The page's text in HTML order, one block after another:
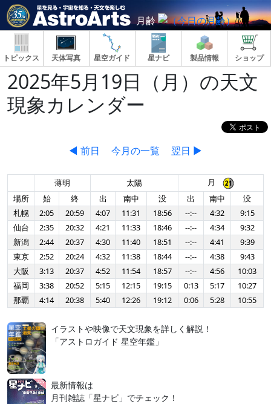
月齢
トピックス 天体写真 星空ガイド 星ナビ 製品情報 ショップ
2025年5月19日（月）の天文
現象カレンダー
◀ 前日 今月の一覧 翌日 ▶
薄明 太陽
月
場所
始 終 出 南中 没 出 南中
没
札幌
2:05 20:59 4:07 11:31 18:56 --:-- 4:32
9:15
仙台
2:35 20:32 4:21 11:33 18:46 --:-- 4:34
9:32
新潟
2:44 20:37 4:30 11:40 18:51 --:-- 4:41
9:39
東京
2:52 20:24 4:32 11:38 18:44 --:-- 4:38
9:43
大阪
3:13 20:37 4:52 11:54 18:57 --:-- 4:56
10:03
福岡
3:38 20:52 5:15 12:15 19:15 0:13 5:17
10:27
那覇
4:14 20:38 5:40 12:26 19:12 0:06 5:28 10:55
イラストや映像で天文現象を詳しく解説！
「アストロガイド 星空年鑑」
最新情報は
月刊雑誌「星ナビ」でチェック！